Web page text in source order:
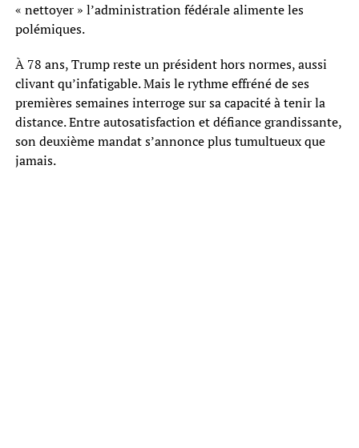
« nettoyer » l’administration fédérale alimente les
polémiques.
À 78 ans, Trump reste un président hors normes, aussi
clivant qu’infatigable. Mais le rythme effréné de ses
premières semaines interroge sur sa capacité à tenir la
distance. Entre autosatisfaction et défiance grandissante,
son deuxième mandat s’annonce plus tumultueux que
jamais.